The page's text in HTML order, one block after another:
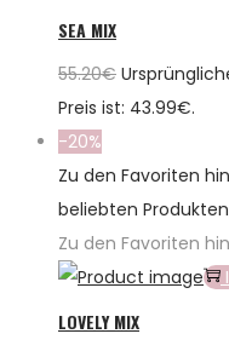
SEA MIX
55.20€
Preis ist: 43.99€.
-20%
Zu den Favoriten
beliebten Produkten
Zu den Favoriten
LOVELY MIX